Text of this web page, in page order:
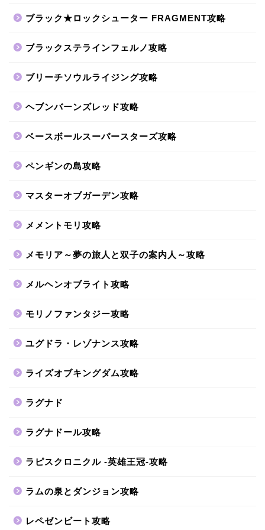
ブラック★ロックシューター FRAGMENT攻略
ブラックステラインフェルノ攻略
ブリーチソウルライジング攻略
ヘブンバーンズレッド攻略
ベースボールスーパースターズ攻略
ペンギンの島攻略
マスターオブガーデン攻略
メメントモリ攻略
メモリア～夢の旅人と双子の案内人～攻略
メルヘンオブライト攻略
モリノファンタジー攻略
ユグドラ・レゾナンス攻略
ライズオブキングダム攻略
ラグナド
ラグナドール攻略
ラピスクロニクル -英雄王冠-攻略
ラムの泉とダンジョン攻略
レペゼンビート攻略